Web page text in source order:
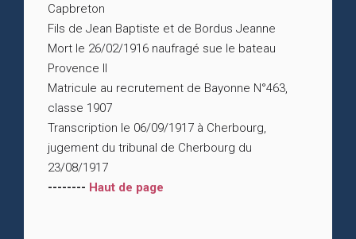
Capbreton
Fils de Jean Baptiste et de Bordus Jeanne
Mort le 26/02/1916 naufragé sue le bateau
Provence II
Matricule au recrutement de Bayonne N°463,
classe 1907
Transcription le 06/09/1917 à Cherbourg,
jugement du tribunal de Cherbourg du
23/08/1917
-------- Haut de page